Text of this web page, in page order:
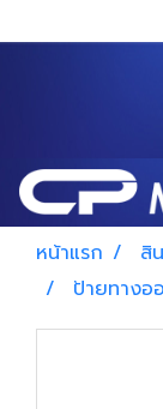
หน้าแรก สิ
ป้ายทางอ